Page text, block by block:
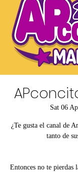
Sat 06
¿Te gusta el canal de
tanto de
Entonces no te pierdas